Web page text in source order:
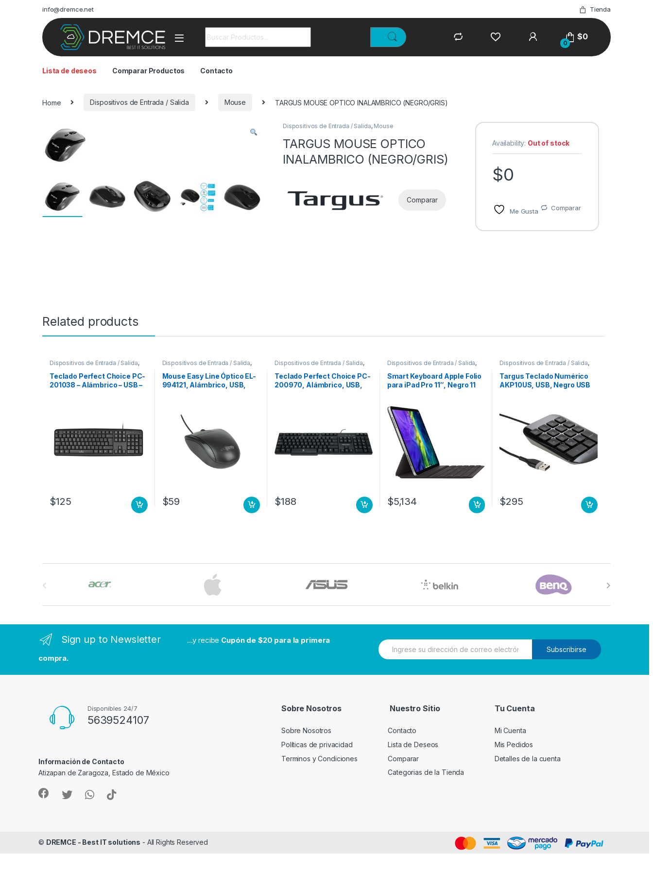
info@dremce.net Tienda
0
$0
Lista de deseos Comparar Productos Contacto
Home Dispositivos de Entrada / Salida Mouse TARGUS MOUSE OPTICO INALAMBRICO (NEGRO/GRIS)
Dispositivos de Entrada / Salida, Mouse
TARGUS MOUSE OPTICO
INALAMBRICO (NEGRO/GRIS)
Comparar
Availability: Out of stock
$0
Me Gusta Comparar
Related products
Dispositivos de Entrada / Salida,
Teclados y Keypads
Teclado Perfect Choice PC-
201038 – Alámbrico – USB –
$125
Dispositivos de Entrada / Salida,
Mouse
Mouse Easy Line Óptico EL-
994121, Alámbrico, USB,
$59
Dispositivos de Entrada / Salida,
Teclados y Keypads
Teclado Perfect Choice PC-
200970, Alámbrico, USB,
$188
Dispositivos de Entrada / Salida,
Teclados y Keypads
Smart Keyboard Apple Folio
para iPad Pro 11″, Negro 11
$5,134
Dispositivos de Entrada / Salida,
Teclados y Keypads
Targus Teclado Numérico
AKP10US, USB, Negro USB
$295
Sign up to Newsletter ...y recibe Cupón de $20 para la primera
compra.
N
e
w
Subscribirse
Disponibles 24/7
5639524107
Información de Contacto
Atizapan de Zaragoza, Estado de México
Sobre Nosotros
Sobre Nosotros
Políticas de privacidad
Terminos y Condiciones
Nuestro Sitio
Contacto
Lista de Deseos
Comparar
Categorias de la Tienda
Tu Cuenta
Mi Cuenta
Mis Pedidos
Detalles de la cuenta
© DREMCE - Best IT solutions - All Rights Reserved